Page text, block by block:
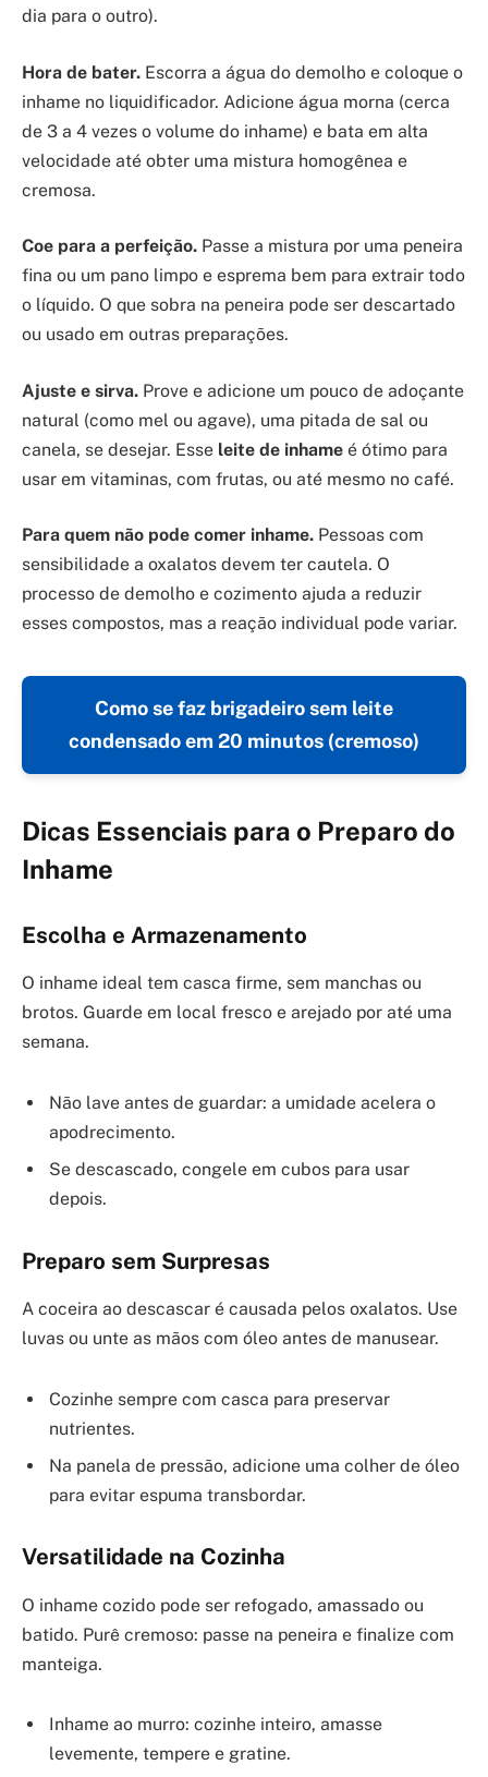
dia para o outro).
Hora de bater. Escorra a água do demolho e coloque o
inhame no liquidificador. Adicione água morna (cerca
de 3 a 4 vezes o volume do inhame) e bata em alta
velocidade até obter uma mistura homogênea e
cremosa.
Coe para a perfeição. Passe a mistura por uma peneira
fina ou um pano limpo e esprema bem para extrair todo
o líquido. O que sobra na peneira pode ser descartado
ou usado em outras preparações.
Ajuste e sirva. Prove e adicione um pouco de adoçante
natural (como mel ou agave), uma pitada de sal ou
canela, se desejar. Esse leite de inhame é ótimo para
usar em vitaminas, com frutas, ou até mesmo no café.
Para quem não pode comer inhame. Pessoas com
sensibilidade a oxalatos devem ter cautela. O
processo de demolho e cozimento ajuda a reduzir
esses compostos, mas a reação individual pode variar.
Como se faz brigadeiro sem leite
condensado em 20 minutos (cremoso)
Dicas Essenciais para o Preparo do
Inhame
Escolha e Armazenamento
O inhame ideal tem casca firme, sem manchas ou
brotos. Guarde em local fresco e arejado por até uma
semana.
Não lave antes de guardar: a umidade acelera o
apodrecimento.
Se descascado, congele em cubos para usar
depois.
Preparo sem Surpresas
A coceira ao descascar é causada pelos oxalatos. Use
luvas ou unte as mãos com óleo antes de manusear.
Cozinhe sempre com casca para preservar
nutrientes.
Na panela de pressão, adicione uma colher de óleo
para evitar espuma transbordar.
Versatilidade na Cozinha
O inhame cozido pode ser refogado, amassado ou
batido. Purê cremoso: passe na peneira e finalize com
manteiga.
Inhame ao murro: cozinhe inteiro, amasse
levemente, tempere e gratine.